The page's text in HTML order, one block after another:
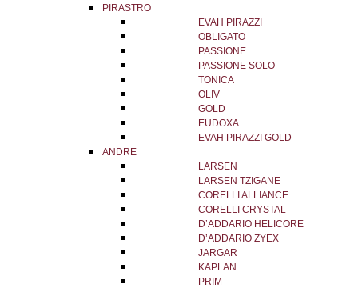
PIRASTRO
EVAH PIRAZZI
OBLIGATO
PASSIONE
PASSIONE SOLO
TONICA
OLIV
GOLD
EUDOXA
EVAH PIRAZZI GOLD
ANDRE
LARSEN
LARSEN TZIGANE
CORELLI ALLIANCE
CORELLI CRYSTAL
D’ADDARIO HELICORE
D’ADDARIO ZYEX
JARGAR
KAPLAN
PRIM